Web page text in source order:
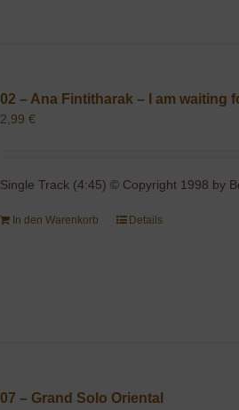
02 – Ana Fintitharak – I am waiting
2,99€
Single Track (4:45) © Copyright 1998 by
In den Warenkorb Details
07 – Grand Solo Oriental